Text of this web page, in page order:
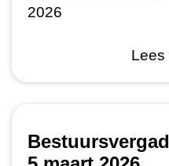
2026
Lees